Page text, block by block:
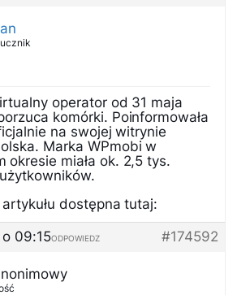
operator od 31 maja
komórki. Poinformowała
na swojej witrynie
Marka WPmobi w
okresie miała ok. 2,5 tys.
artykułu dostępna tutaj:
09:15
#174592
ODPOWIEDZ